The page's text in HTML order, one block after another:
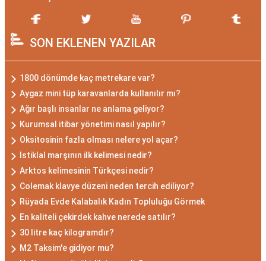
SON EKLENEN YAZILAR
1800 dönümde kaç metrekare var?
Aygaz mini tüp karavanlarda kullanılır mı?
Ağır başlı insanlar ne anlama geliyor?
Kurumsal itibar yönetimi nasıl yapılır?
Oksitosinin fazla olması nelere yol açar?
Istiklal marşının ilk kelimesi nedir?
Arktos kelimesinin Türkçesi nedir?
Colemak klavye düzeni neden tercih ediliyor?
Rüyada Evde Kalabalık Kadın Topluluğu Görmek
En kaliteli çekirdek kahve nerede satılır?
30 litre kaç kilogramdır?
M2 Taksim'e gidiyor mu?